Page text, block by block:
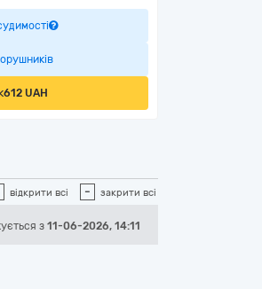
612 UAH
відкрити всі - закрити всі
з 11-06-2026, 14:11